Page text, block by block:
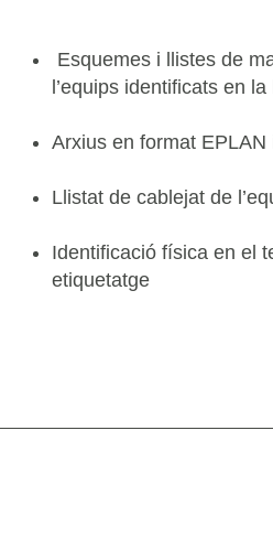
Esquemes i llistes de
l’equips identificats en
Arxius en format EPLAN
Llistat de cablejat de
Identificació física en el
etiquetatge